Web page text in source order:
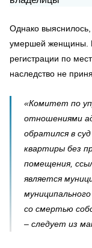
Однако
умершей женщины.
регистрации по
наследство не
«Комитет по
отношениями
обратился в
квартиры без
помещения,
является
со смертью
– следует из